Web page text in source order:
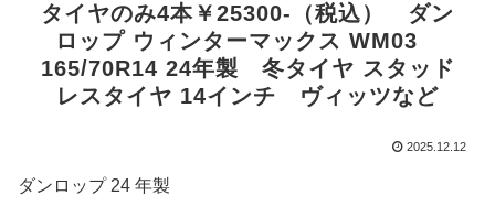
タイヤのみ4本￥25300-（税込） ダン
ロップ ウィンターマックス WM03
165/70R14 24年製 冬タイヤ スタッド
レスタイヤ 14インチ ヴィッツなど
2025.12.12
ダンロップ 24 年製